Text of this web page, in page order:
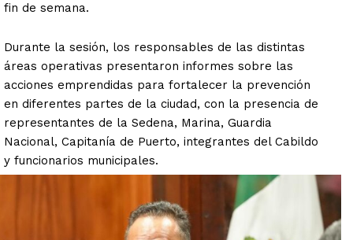
fin de semana.
Durante la sesión, los responsables de las distintas
áreas operativas presentaron informes sobre las
acciones emprendidas para fortalecer la prevención
en diferentes partes de la ciudad, con la presencia de
representantes de la Sedena, Marina, Guardia
Nacional, Capitanía de Puerto, integrantes del Cabildo
y funcionarios municipales.